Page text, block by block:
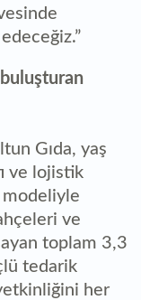
Gıda, yaş
ve lojistik
modeliyle
ve
toplam 3,3
tedarik
her